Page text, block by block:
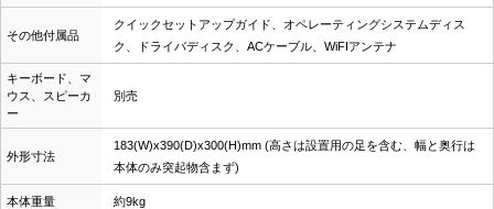
その他付属品
クイックセットアップガイド、オペレーティングシステムディス
ク、ドライバディスク、ACケーブル、WiFIアンテナ
キーボード、マ
ウス、スピーカ
ー
別売
外形寸法
183(W)x390(D)x300(H)mm (高さは設置用の足を含む、幅と奥行は
本体のみ突起物含まず)
本体重量 約9kg